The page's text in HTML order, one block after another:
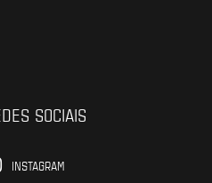
SOCIAIS
INSTAGRAM